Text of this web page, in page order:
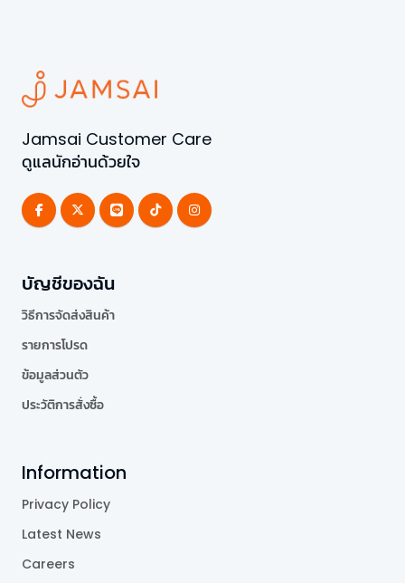
Jamsai Customer Care
ดูแลนักอ่านด้วยใจ
บัญชีของฉัน
วิธีการจัดส่งสินค้า
รายการโปรด
ข้อมูลส่วนตัว
ประวัติการสั่งซื้อ
Information
Privacy Policy
Latest News
Careers